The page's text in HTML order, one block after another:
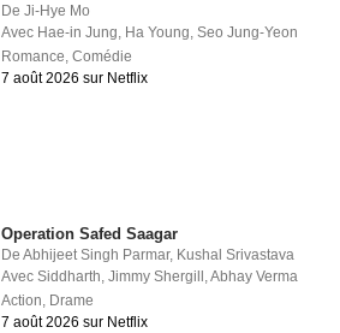
DeJi-Hye Mo
Avec Hae-in Jung Ha Young ,Seo Jung-Yeon
Romance ,Comédie
7 août 2026 sur Netflix
Operation Safed Saagar
DeAbhijeet Singh Parmar, Kushal Srivastava
AvecSiddharth,Jimmy Shergill ,Abhay Verma
Action, Drame
7 août 2026 sur Netflix